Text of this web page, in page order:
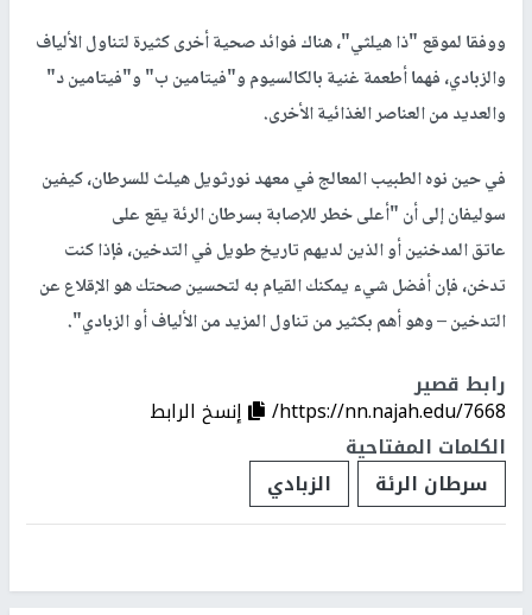
ووفقا لموقع "ذا هيلثي"، هناك فوائد صحية أخرى كثيرة لتناول الألياف
والزبادي، فهما أطعمة غنية بالكالسيوم و"فيتامين ب" و"فيتامين د"
والعديد من العناصر الغذائية الأخرى.
في حين نوه الطبيب المعالج في معهد نورثويل هيلث للسرطان، كيفين
سوليفان إلى أن "أعلى خطر للإصابة بسرطان الرئة يقع على
عاتق المدخنين أو الذين لديهم تاريخ طويل في التدخين، فإذا كنت
تدخن، فإن أفضل شيء يمكنك القيام به لتحسين صحتك هو الإقلاع عن
التدخين – وهو أهم بكثير من تناول المزيد من الألياف أو الزبادي".
رابط قصير
https://nn.najah.edu/7668/
إنسخ الرابط
الكلمات المفتاحية
سرطان الرئة
الزبادي